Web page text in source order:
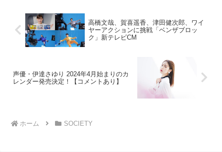
⾼橋⽂哉、賀喜遥⾹、津⽥健次郎、ワイ
ヤーアクションに挑戦「ベンザブロッ
ク」新テレビCM
声優・伊達さゆり 2024年4月始まりのカ
レンダー発売決定！【コメントあり】
ホーム SOCIETY